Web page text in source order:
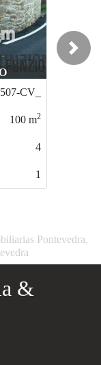
2051-CV
350
Next
Pontevedra,
&